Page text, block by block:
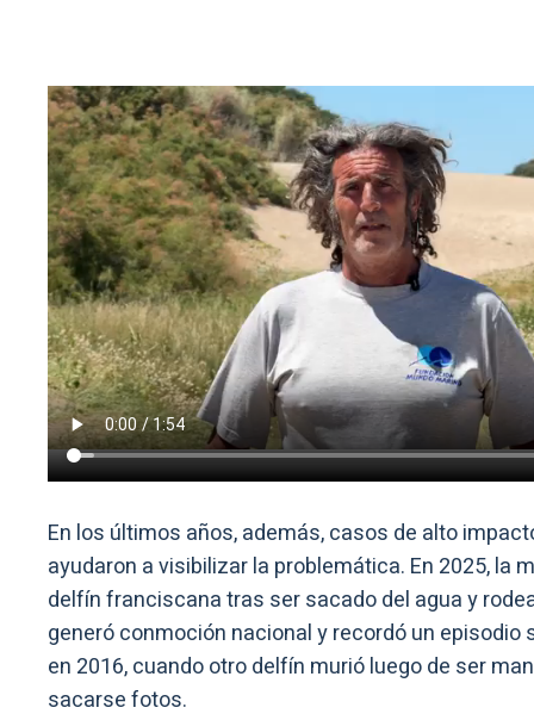
En los últimos años, además, casos de alto
ayudaron a visibilizar la problemática. En 2025, la
delfín franciscana tras ser sacado del agua y
generó conmoción nacional y recordó un episodio
en 2016, cuando otro delfín murió luego de ser
sacarse fotos.